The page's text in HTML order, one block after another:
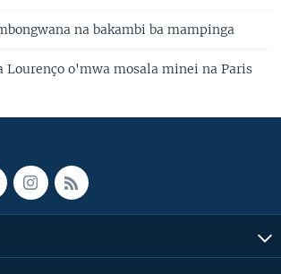
na bakambi ba mampinga
Lourenço o'mwa mosala minei na Paris